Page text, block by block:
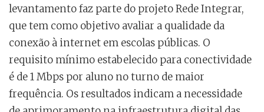
levantamento faz parte do projeto Rede Integrar,
que tem como objetivo avaliar a qualidade da
conexão à internet em escolas públicas. O
requisito mínimo estabelecido para conectividade
é de 1 Mbps por aluno no turno de maior
frequência. Os resultados indicam a necessidade